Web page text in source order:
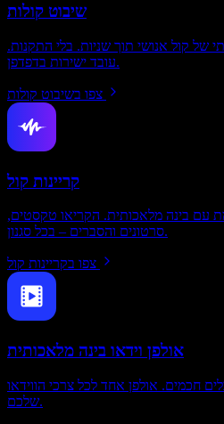
שיבוט קולות
של קול אנושי תוך שניות. בלי התקנות.
עובד ישירות בדפדפן.
צפו בשיבוט קולות
קריינות קול
עם בינה מלאכותית. הקריאו טקסטים,
סרטונים והסברים – בכל סגנון.
צפו בקריינות קול
אולפן וידאו בינה מלאכותית
חכמים. אולפן אחד לכל צרכי הווידאו
שלכם.